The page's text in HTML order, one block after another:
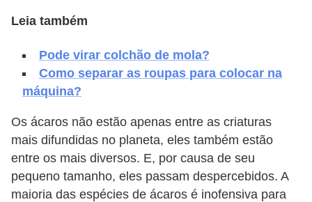
Leia também
Pode virar colchão de mola?
Como separar as roupas para colocar na
máquina?
Os ácaros não estão apenas entre as criaturas
mais difundidas no planeta, eles também estão
entre os mais diversos. E, por causa de seu
pequeno tamanho, eles passam despercebidos. A
maioria das espécies de ácaros é inofensiva para
t
i
e
r
f